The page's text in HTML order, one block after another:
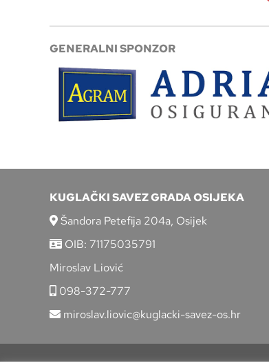
GENERALNI SPONZOR
KUGLAČKI SAVEZ GRADA OSIJEKA
Šandora Petefija 204a, Osijek
OIB: 71175035791
Miroslav Liović
098-372-777
miroslav.liovic@kuglacki-savez-os.hr